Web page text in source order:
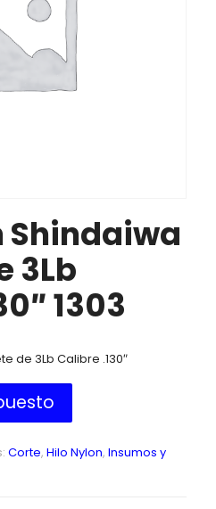
Shindaiwa
3Lb
1303
de 3Lb Calibre .130″
Corte, Hilo Nylon, Insumos y